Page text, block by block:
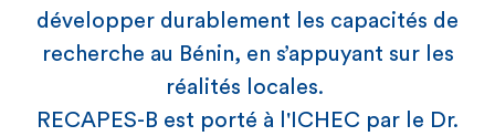
développer durablement les capacités de
recherche au Bénin, en s’appuyant sur les
réalités locales.
RECAPES-B est porté à l'ICHEC par le Dr.